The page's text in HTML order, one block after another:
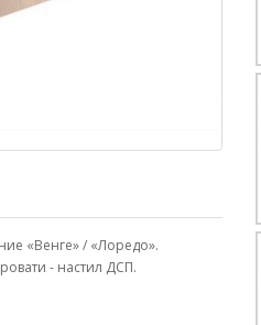
«Венге» / «Лоредо».
- настил ДСП.